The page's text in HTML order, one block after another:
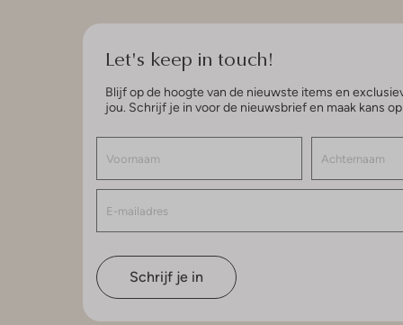
Let's keep in touch!
Blijf op de hoogte van de nieuwste items en
jou. Schrijf je in voor de nieuwsbrief en maak kans
Schrijf je in